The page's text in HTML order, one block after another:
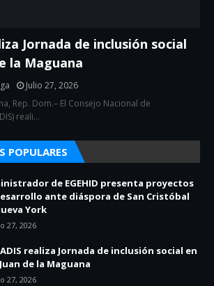
Jornada de inclusión social
la Maguana
Julio 27, 2026
Rep. Dom.– El Consejo Nacional de
reali…
POPULARES
de EGEHID presenta proyectos
ante diáspora de San Cristóbal
York
27, 2026
realiza Jornada de inclusión social en
de la Maguana
27, 2026